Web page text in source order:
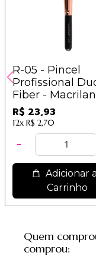
R-05 - Pincel
Profissional
Fiber -
Linha Rosé
R$ 23,93
12x R$ 2,70
Adicionar
Carrinho
Quem
comprou: